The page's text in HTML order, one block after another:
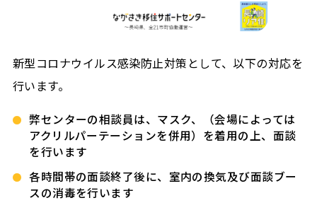
新型コロナウイルス感染防止対策として、以下の対応を
行います。
弊センターの相談員は、マスク、（会場によっては
アクリルパーテーションを併用）を着用の上、面談
を行います
各時間帯の面談終了後に、室内の換気及び面談ブー
スの消毒を行います